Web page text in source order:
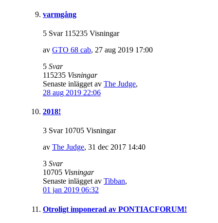
varmgång
5 Svar 115235 Visningar
av GTO 68 cab, 27 aug 2019 17:00
5 Svar
115235 Visningar
Senaste inlägget av The Judge,
28 aug 2019 22:06
2018!
3 Svar 10705 Visningar
av The Judge, 31 dec 2017 14:40
3 Svar
10705 Visningar
Senaste inlägget av Tibban,
01 jan 2019 06:32
Otroligt imponerad av PONTIACFORUM!